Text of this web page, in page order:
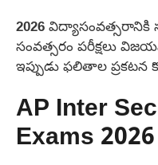
2026
సంవత్సరం పరీక్షలు
ఇప్పుడు ఫలితాల ప్రకటన
AP Inter
Exams